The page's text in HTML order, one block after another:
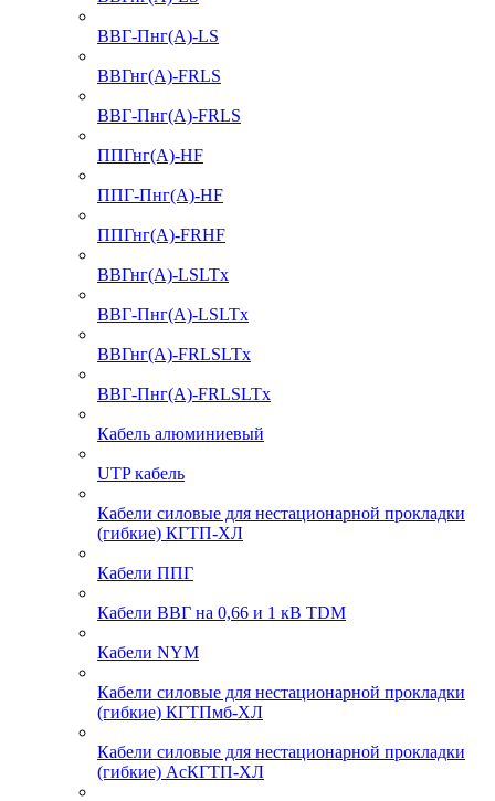
ВВГ-Пнг(А)-LS
ВВГнг(А)-FRLS
ВВГ-Пнг(А)-FRLS
ППГнг(А)-HF
ППГ-Пнг(А)-HF
ППГнг(А)-FRHF
ВВГнг(А)-LSLTx
ВВГ-Пнг(А)-LSLTx
ВВГнг(А)-FRLSLTx
ВВГ-Пнг(А)-FRLSLTx
Кабель алюминиевый
UTP кабель
Кабели силовые для нестационарной прокладки
(гибкие) КГТП-ХЛ
Кабели ППГ
Кабели ВВГ на 0,66 и 1 кВ TDM
Кабели NYM
Кабели силовые для нестационарной прокладки
(гибкие) КГТПмб-ХЛ
Кабели силовые для нестационарной прокладки
(гибкие) АсКГТП-ХЛ